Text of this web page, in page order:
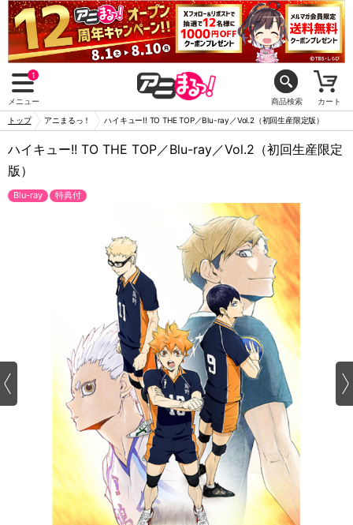
1
メニュー 商品検索 カート
トップ アニまるっ！ ハイキュー!! TO THE TOP／Blu-ray／Vol.2（初回生産限定版）
ハイキュー!! TO THE TOP／Blu-ray／Vol.2（初回生産限定
版）
Blu-ray 特典付